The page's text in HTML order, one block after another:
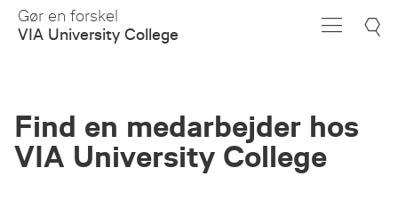
Skip
Main
Gør en forskel
VIA University College
Find en medarbejder hos
VIA University College